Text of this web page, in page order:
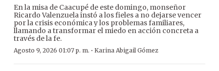
En la misa de Caacupé de este domingo, monseñor
Ricardo Valenzuela instó a los fieles a no dejarse vencer
por la crisis económica y los problemas familiares,
llamando a transformar el miedo en acción concreta a
través de la fe.
Agosto 9, 2026 01:07 p. m. · Karina Abigail Gómez